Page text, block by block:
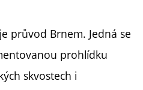
průvod Brnem. Jedná se
prohlídku
skvostech i